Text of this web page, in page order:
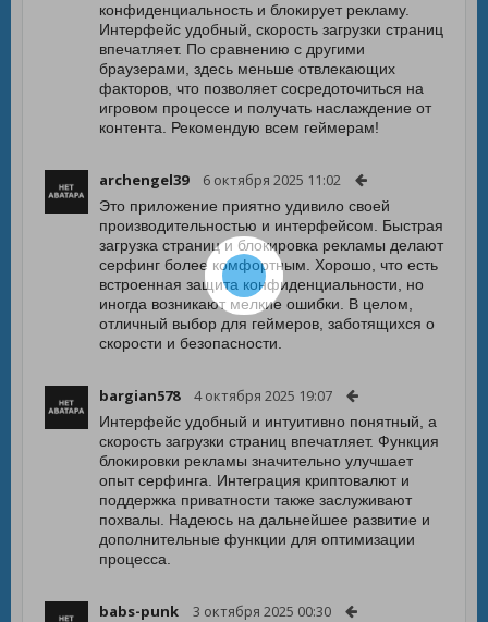
конфиденциальность и блокирует рекламу.
Интерфейс удобный, скорость загрузки страниц
впечатляет. По сравнению с другими
браузерами, здесь меньше отвлекающих
факторов, что позволяет сосредоточиться на
игровом процессе и получать наслаждение от
контента. Рекомендую всем геймерам!
archengel39 6 октября 2025 11:02
Это приложение приятно удивило своей
производительностью и интерфейсом. Быстрая
загрузка страниц и блокировка рекламы делают
серфинг более комфортным. Хорошо, что есть
встроенная защита конфиденциальности, но
иногда возникают мелкие ошибки. В целом,
отличный выбор для геймеров, заботящихся о
скорости и безопасности.
bargian578 4 октября 2025 19:07
Интерфейс удобный и интуитивно понятный, а
скорость загрузки страниц впечатляет. Функция
блокировки рекламы значительно улучшает
опыт серфинга. Интеграция криптовалют и
поддержка приватности также заслуживают
похвалы. Надеюсь на дальнейшее развитие и
дополнительные функции для оптимизации
процесса.
babs-punk 3 октября 2025 00:30